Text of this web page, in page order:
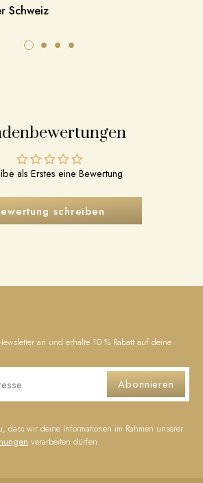
Schweiz
als Erstes eine Bewertung
schreiben
an und erhalte 10 % Rabatt auf deine
Abonnieren
dass wir deine Informationen im Rahmen unserer
verarbeiten dürfen.